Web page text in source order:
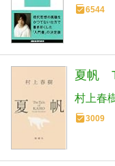
6544
夏帆
村上春
3009